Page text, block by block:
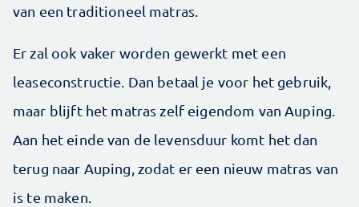
van een traditioneel matras.
Er zal ook vaker worden gewerkt met een
leaseconstructie. Dan betaal je voor het gebruik,
maar blijft het matras zelf eigendom van Auping.
Aan het einde van de levensduur komt het dan
terug naar Auping, zodat er een nieuw matras van
is te maken.